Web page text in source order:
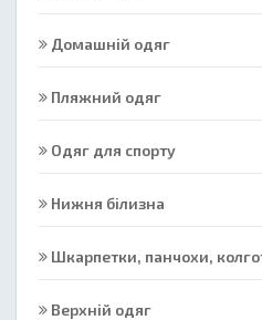
Домашній одяг
Пляжний одяг
Одяг для спорту
Нижня білизна
Шкарпетки, панчохи,
Верхній одяг